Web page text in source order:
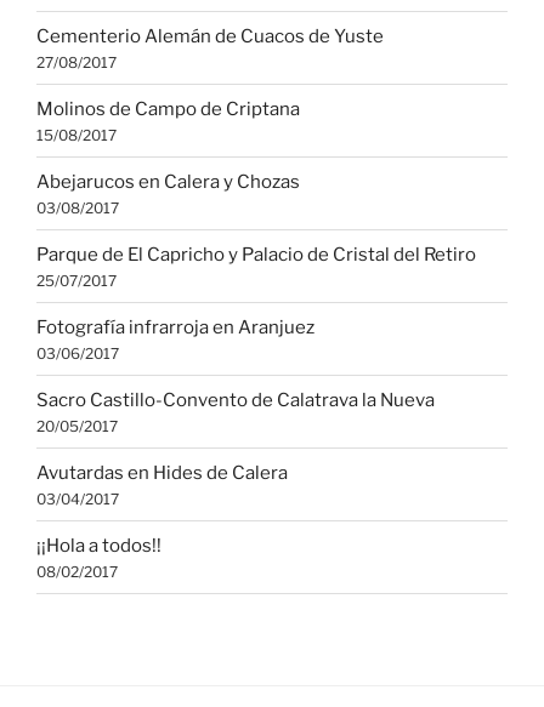
Cementerio Alemán de Cuacos de Yuste
27/08/2017
Molinos de Campo de Criptana
15/08/2017
Abejarucos en Calera y Chozas
03/08/2017
Parque de El Capricho y Palacio de Cristal del Retiro
25/07/2017
Fotografía infrarroja en Aranjuez
03/06/2017
Sacro Castillo-Convento de Calatrava la Nueva
20/05/2017
Avutardas en Hides de Calera
03/04/2017
¡¡Hola a todos!!
08/02/2017